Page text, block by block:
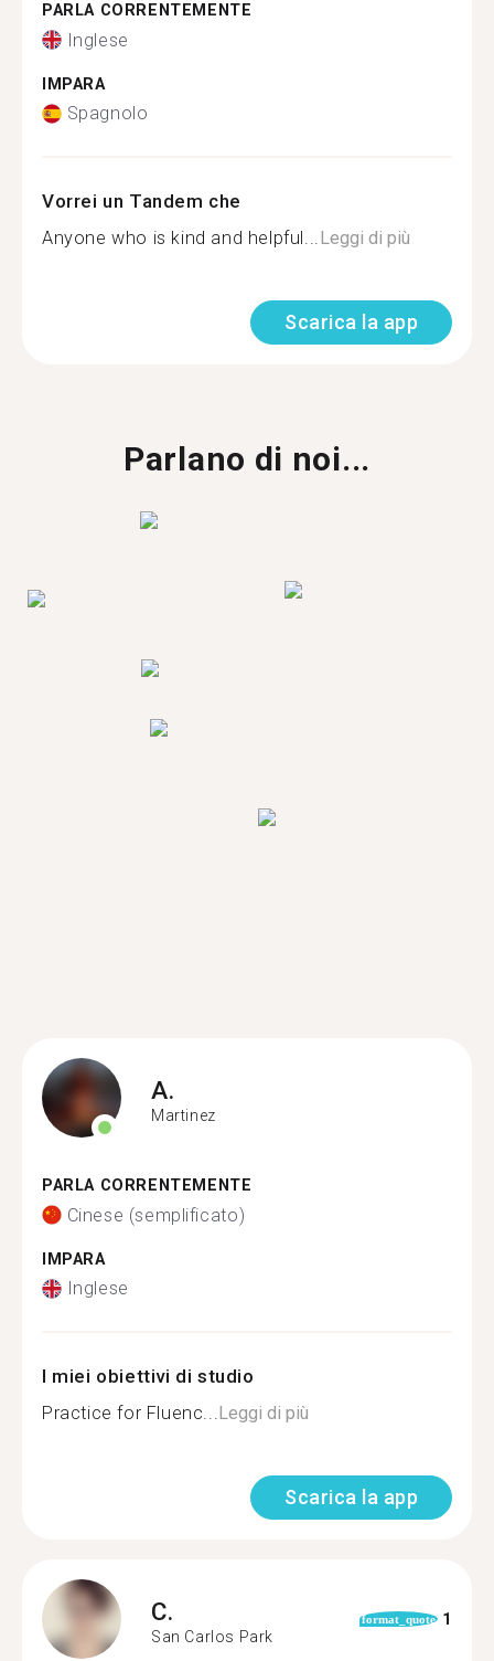
PARLA CORRENTEMENTE
Inglese
IMPARA
Spagnolo
Vorrei un Tandem che
Anyone who is kind and helpful...Leggi di più
Scarica la app
Parlano di noi...
A.
Martinez
PARLA CORRENTEMENTE
Cinese (semplificato)
IMPARA
Inglese
I miei obiettivi di studio
Practice for Fluenc...Leggi di più
Scarica la app
C.
San Carlos Park
format_quote 1